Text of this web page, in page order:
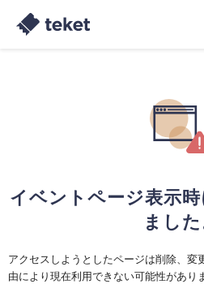
イベントページ表示
ました
アクセスしようとしたページは削除、変
由により現在利用できない可能性があり